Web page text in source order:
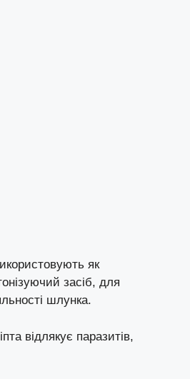
як
засіб, для
шлунка.
відлякує паразитів,